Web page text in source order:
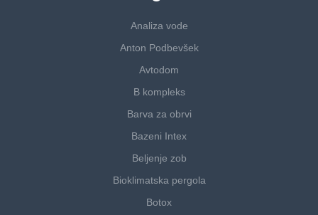
Analiza vode
Anton Podbevšek
Avtodom
B kompleks
Barva za obrvi
Bazeni Intex
Beljenje zob
Bioklimatska pergola
Botox